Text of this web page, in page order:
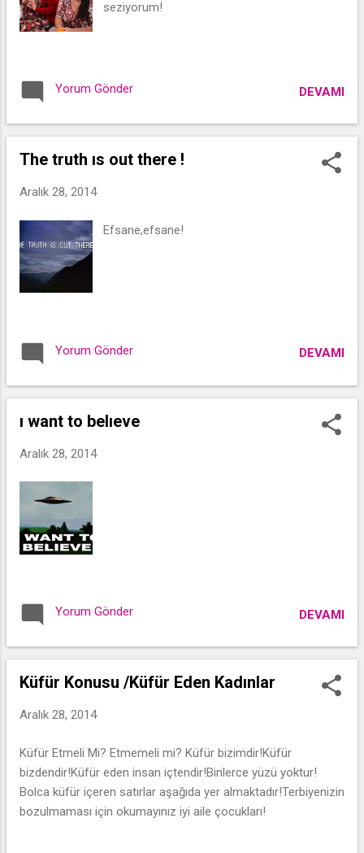
seziyorum!
Yorum Gönder DEVAMI
The truth ıs out there !
Aralık 28, 2014
Efsane,efsane!
Yorum Gönder DEVAMI
ı want to belıeve
Aralık 28, 2014
Yorum Gönder DEVAMI
Küfür Konusu /Küfür Eden Kadınlar
Aralık 28, 2014
Küfür Etmeli Mi? Etmemeli mi? Küfür bizimdir!Küfür
bizdendir!Küfür eden insan içtendir!Binlerce yüzü yoktur!
Bolca küfür içeren satırlar aşağıda yer almaktadır!Terbiyenizin
bozulmaması için okumayınız iyi aile çocukları!